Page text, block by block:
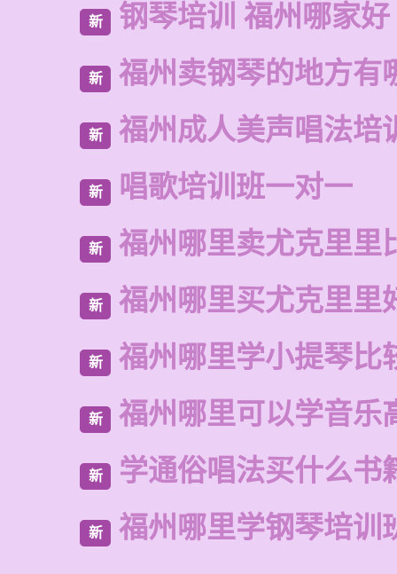
新 钢琴培训 福州哪家好
新 福州卖钢琴的地方有
新 福州成人美声唱法培
新 唱歌培训班一对一
新 福州哪里卖尤克里里
新 福州哪里买尤克里里
新 福州哪里学小提琴比
新 福州哪里可以学音乐
新 学通俗唱法买什么书
新 福州哪里学钢琴培训